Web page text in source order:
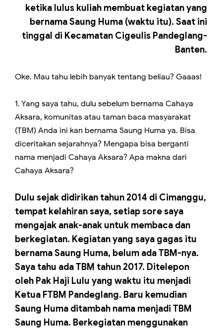
ketika lulus kuliah membuat kegiatan yang
bernama Saung Huma (waktu itu). Saat ini
tinggal di Kecamatan Cigeulis Pandeglang-
Banten.
Oke. Mau tahu lebih banyak tentang beliau? Gaaas!
1. Yang saya tahu, dulu sebelum bernama Cahaya
Aksara, komunitas atau taman baca masyarakat
(TBM) Anda ini kan bernama Saung Huma ya. Bisa
diceritakan sejarahnya? Mengapa bisa berganti
nama menjadi Cahaya Aksara? Apa makna dari
Cahaya Aksara?
Dulu sejak didirikan tahun 2014 di Cimanggu,
tempat kelahiran saya, setiap sore saya
mengajak anak-anak untuk membaca dan
berkegiatan. Kegiatan yang saya gagas itu
bernama Saung Huma, belum ada TBM-nya.
Saya tahu ada TBM tahun 2017. Ditelepon
oleh Pak Haji Lulu yang waktu itu menjadi
Ketua FTBM Pandeglang. Baru kemudian
Saung Huma ditambah nama menjadi TBM
Saung Huma. Berkegiatan menggunakan